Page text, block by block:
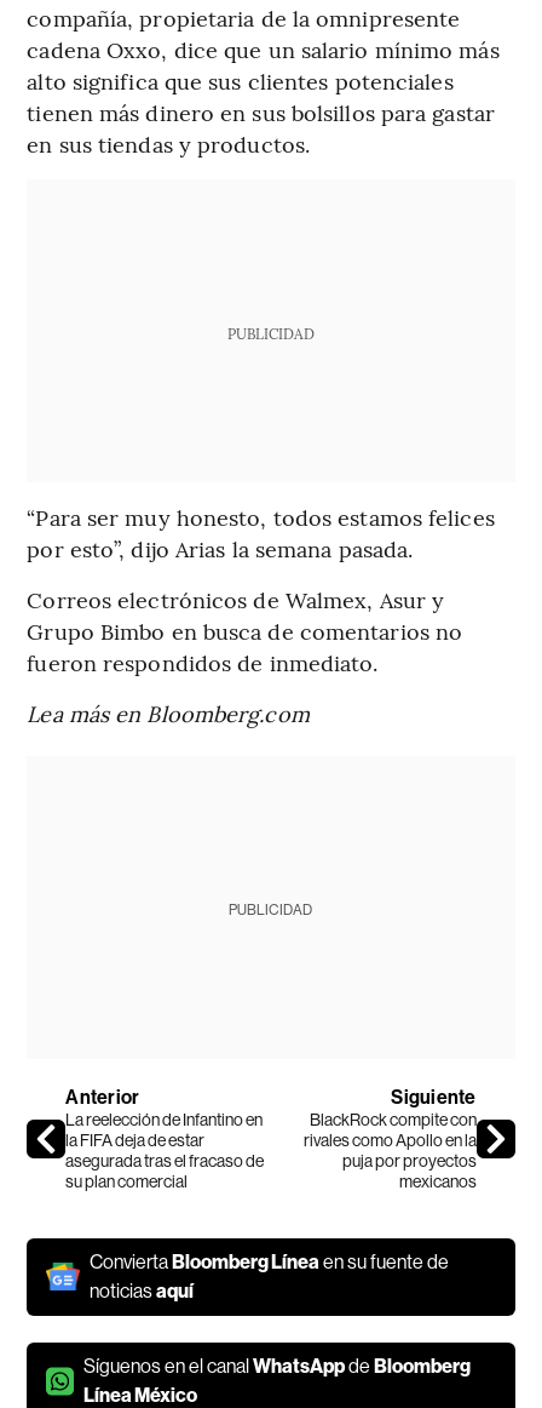
compañía, propietaria de la omnipresente
cadena Oxxo, dice que un salario mínimo más
alto significa que sus clientes potenciales
tienen más dinero en sus bolsillos para gastar
en sus tiendas y productos.
PUBLICIDAD
“Para ser muy honesto, todos estamos felices
por esto”, dijo Arias la semana pasada.
Correos electrónicos de Walmex, Asur y
Grupo Bimbo en busca de comentarios no
fueron respondidos de inmediato.
Lea más en Bloomberg.com
PUBLICIDAD
Anterior
La reelección de Infantino en
la FIFA deja de estar
asegurada tras el fracaso de
su plan comercial
Siguiente
BlackRock compite con
rivales como Apollo en la
puja por proyectos
mexicanos
ConviertaBloomberg Línea en su fuente de
noticiasaquí
Síguenos en el canalWhatsAppdeBloomberg
Línea México